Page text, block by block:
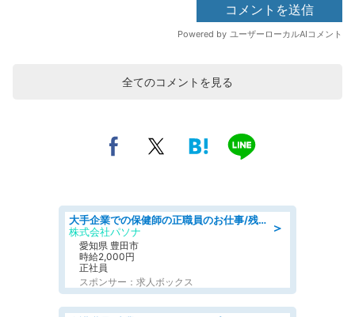
全てのコメントを見る
＞
大手企業での保健師の正職員のお仕事/残業なし/要資格:保健師
株式会社パソナ
愛知県 豊田市
時給2,000円
正社員
スポンサー：求人ボックス